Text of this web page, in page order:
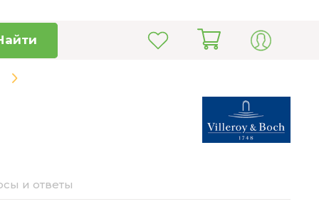
+7 (495) 150-82-28
info@kitchen-master.ru
и ответы